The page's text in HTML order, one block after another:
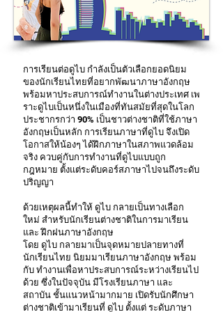
การเรียนต่อดูไบ กำลังเป็นตัวเลือกยอดนิยม
ของนักเรียนไทยที่อยากพัฒนาภาษาอังกฤษ
พร้อมหาประสบการณ์ทำงานในต่างประเทศ เพ
ราะดูไบเป็นหนึ่งในเมืองที่ทันสมัยที่สุดในโลก
ประชากรกว่า 90% เป็นชาวต่างชาติที่ใช้ภาษา
อังกฤษเป็นหลัก การเรียนภาษาที่ดูไบ จึงเปิด
โอกาสให้น้องๆ ได้ฝึกภาษาในสภาพแวดล้อม
จริง ควบคู่กับการทำงานที่ดูไบแบบถูก
กฎหมาย ตั้งแต่ระดับคอร์สภาษาไปจนถึงระดับ
ปริญญา
ด้วยเหตุผลนี้ทำให้ ดูไบ กลายเป็นทางเลือก
ใหม่ สำหรับนักเรียนต่างชาติในการมาเรียน
และ ฝึกฝนภาษาอังกฤษ
โดย ดูไบ กลายมาเป็นจุดหมายปลายทางที่
นักเรียนไทย นิยมมาเรียนภาษาอังกฤษ พร้อม
กับ ทำงานเพื่อหาประสบการณ์ระหว่างเรียนไป
ด้วย ซึ่งในปัจจุบัน มีโรงเรียนภาษา และ
สถาบัน ชั้นแนวหน้ามากมาย เปิดรับนักศึกษา
ต่างชาติเข้ามาเรียนที่ ดูไบ ตั้งแต่ ระดับภาษา